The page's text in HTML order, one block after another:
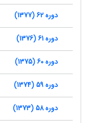
دوره 62 (1377)
دوره 61 (1376)
دوره 60 (1375)
دوره 59 (1374)
دوره 58 (1373)